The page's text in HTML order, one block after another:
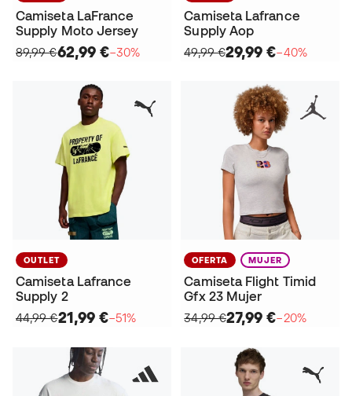
Camiseta LaFrance
Supply Moto Jersey
89,99 €62,99 €−30%
Camiseta Lafrance
Supply Aop
49,99 €29,99 €−40%
OUTLET
Camiseta Lafrance
Supply 2
44,99 €21,99 €−51%
OFERTA MUJER
Camiseta Flight Timid
Gfx 23 Mujer
34,99 €27,99 €−20%